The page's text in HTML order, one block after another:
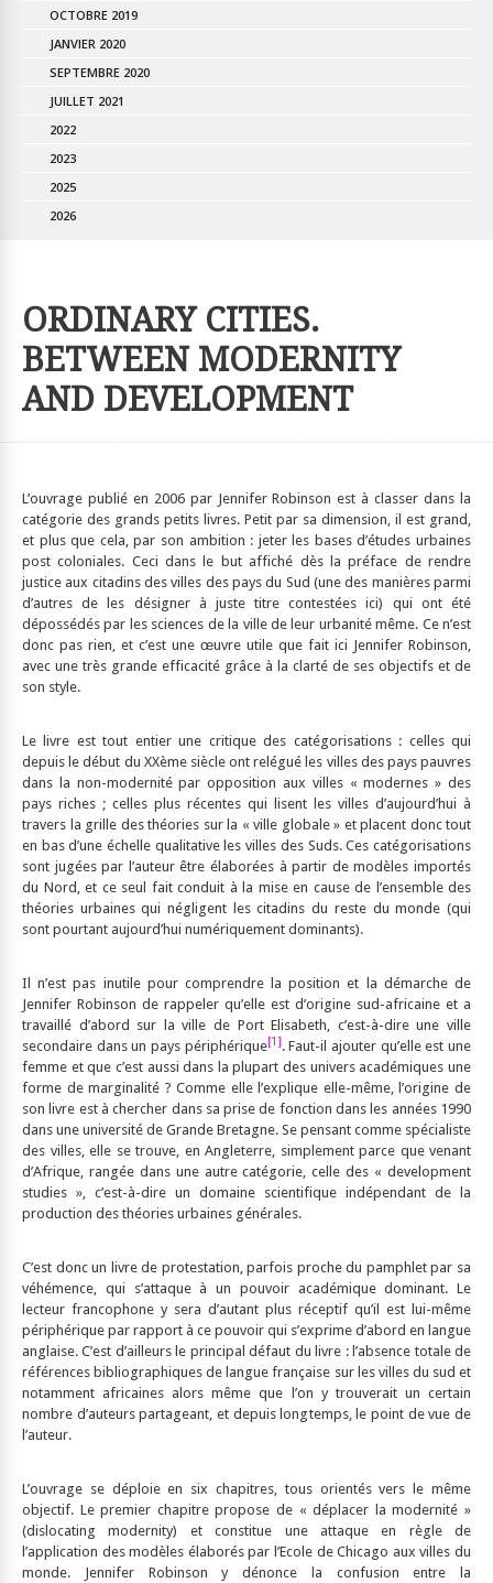
OCTOBRE 2019
JANVIER 2020
SEPTEMBRE 2020
JUILLET 2021
2022
2023
2025
2026
ORDINARY CITIES.
BETWEEN MODERNITY
AND DEVELOPMENT
­L’ouvrage publié en 2006 par Jennifer Robinson est à classer dans la
catégorie des grands petits livres. Petit par sa dimension, il est grand,
et plus que cela, par son ambition : jeter les bases d’études urbaines
post coloniales. Ceci dans le but affiché dès la préface de rendre
justice aux citadins des villes des pays du Sud (une des manières parmi
d’autres de les désigner à juste titre contestées ici) qui ont été
dépossédés par les sciences de la ville de leur urbanité même. Ce n’est
donc pas rien, et c’est une œuvre utile que fait ici Jennifer Robinson,
avec une très grande efficacité grâce à la clarté de ses objectifs et de
son style.
Le livre est tout entier une critique des catégorisations : celles qui
depuis le début du XXème siècle ont relégué les villes des pays pauvres
dans la non-modernité par opposition aux villes « modernes » des
pays riches ; celles plus récentes qui lisent les villes d’aujourd’hui à
travers la grille des théories sur la « ville globale » et placent donc tout
en bas d’une échelle qualitative les villes des Suds. Ces catégorisations
sont jugées par l’auteur être élaborées à partir de modèles importés
du Nord, et ce seul fait conduit à la mise en cause de l’ensemble des
théories urbaines qui négligent les citadins du reste du monde (qui
sont pourtant aujourd’hui numériquement dominants).
Il n’est pas inutile pour comprendre la position et la démarche de
Jennifer Robinson de rappeler qu’elle est d’origine sud-africaine et a
travaillé d’abord sur la ville de Port Elisabeth, c’est-à-dire une ville
secondaire dans un pays périphérique[1]. Faut-il ajouter qu’elle est une
femme et que c’est aussi dans la plupart des univers académiques une
forme de marginalité ? Comme elle l’explique elle-même, l’origine de
son livre est à chercher dans sa prise de fonction dans les années 1990
dans une université de Grande Bretagne. Se pensant comme spécialiste
des villes, elle se trouve, en Angleterre, simplement parce que venant
d’Afrique, rangée dans une autre catégorie, celle des « development
studies », c’est-à-dire un domaine scientifique indépendant de la
production des théories urbaines générales.
C’est donc un livre de protestation, parfois proche du pamphlet par sa
véhémence, qui s’attaque à un pouvoir académique dominant. Le
lecteur francophone y sera d’autant plus réceptif qu’il est lui-même
périphérique par rapport à ce pouvoir qui s’exprime d’abord en langue
anglaise. C’est d’ailleurs le principal défaut du livre : l’absence totale de
références bibliographiques de langue française sur les villes du sud et
notamment africaines alors même que l’on y trouverait un certain
nombre d’auteurs partageant, et depuis longtemps, le point de vue de
l’auteur.
L’ouvrage se déploie en six chapitres, tous orientés vers le même
objectif. Le premier chapitre propose de « déplacer la modernité »
(dislocating modernity) et constitue une attaque en règle de
l’application des modèles élaborés par l’Ecole de Chicago aux villes du
monde. Jennifer Robinson y dénonce la confusion entre la